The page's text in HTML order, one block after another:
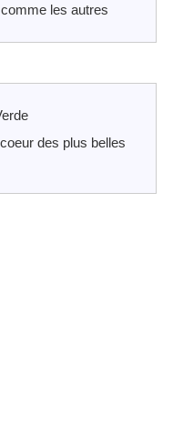
les autres
des plus belles